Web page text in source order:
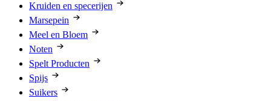
Kruiden en specerijen
Marsepein
Meel en Bloem
Noten
Spelt Producten
Spijs
Suikers